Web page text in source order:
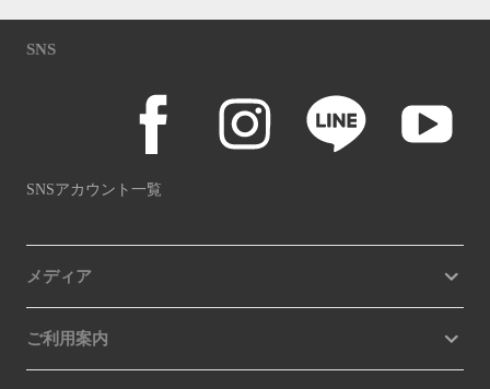
SNS
SNSアカウント一覧
メディア
ご利用案内